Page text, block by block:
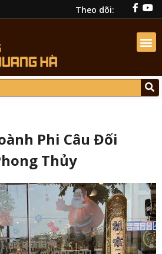
Theo dõi:
Phi Câu Đối
Thủy